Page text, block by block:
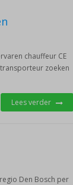
chauffeur CE
zoeken
Lees verder
Den Bosch per